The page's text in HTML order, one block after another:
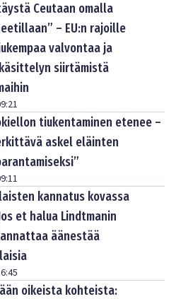
Ceutaan omalla
– EU:n rajoille
valvontaa ja
siirtämistä
tiukentaminen etenee –
askel eläinten
kannatus kovassa
et halua Lindtmanin
äänestää
oikeista kohteista: